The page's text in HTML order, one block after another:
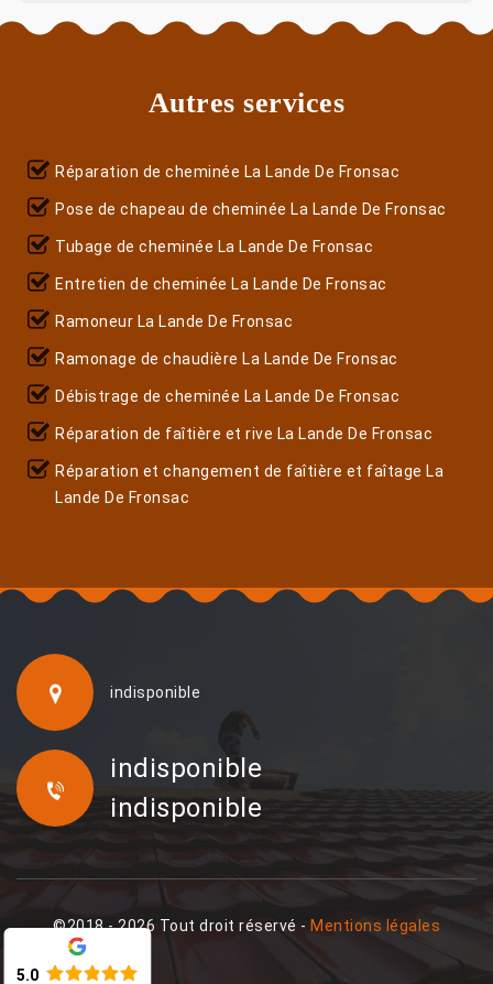
Autres services
Réparation de cheminée La Lande De Fronsac
Pose de chapeau de cheminée La Lande De Fronsac
Tubage de cheminée La Lande De Fronsac
Entretien de cheminée La Lande De Fronsac
Ramoneur La Lande De Fronsac
Ramonage de chaudière La Lande De Fronsac
Débistrage de cheminée La Lande De Fronsac
Réparation de faîtière et rive La Lande De Fronsac
Réparation et changement de faîtière et faîtage La
Lande De Fronsac
indisponible
indisponible
indisponible
©2018 - 2026 Tout droit réservé - Mentions légales
5.0